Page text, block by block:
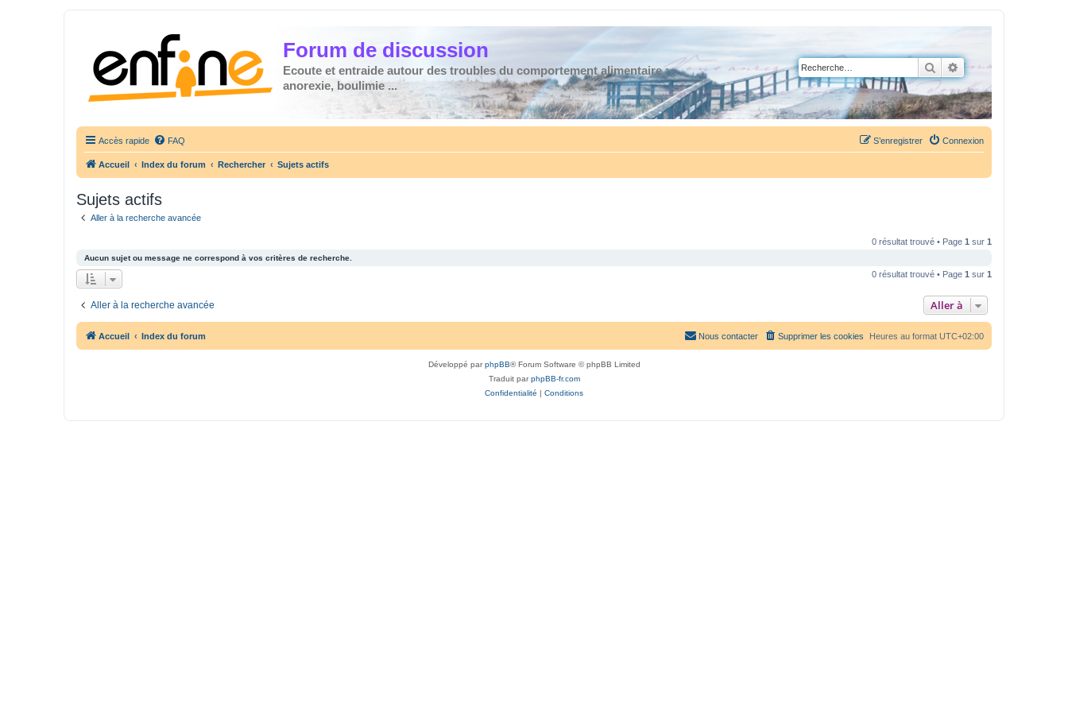
Forum de discussion
Ecoute et entraide autour des troubles du comportement alimentaire :
anorexie, boulimie ...
Rechercher
Recherche avancée
Accès rapide FAQ Connexion
S’enregistrer
Accueil Index du forum Rechercher Sujets actifs
Sujets actifs
Aller à la recherche avancée
0 résultat trouvé • Page 1 sur 1
Aucun sujet ou message ne correspond à vos critères de recherche.
0 résultat trouvé • Page 1 sur 1
Aller à la recherche avancée Aller à
Accueil Index du forum Heures au format UTC+02:00
Supprimer les cookies
Nous contacter
Développé parphpBB® Forum Software © phpBB Limited
Traduit parphpBB-fr.com
Confidentialité | Conditions